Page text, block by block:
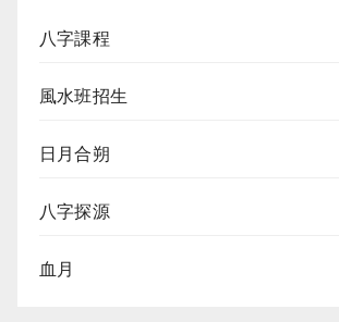
八字課程
風水班招生
日月合朔
八字探源
血月